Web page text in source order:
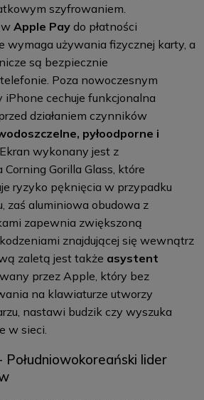
szyfrowaniem.
Apple Paydo płatności
wymaga używania fizycznej karty, a
są bezpiecznie
Poza nowoczesnym
iPhone cechuje funkcjonalna
działaniem czynników
pyłoodporne i
wykonany jest z
Gorilla Glass, które
ryzyko pęknięcia w przypadku
zaś aluminiowa obudowa z
zapewnia zwiększoną
znajdującej się wewnątrz
zaletą jest także asystent
przez Apple, który bez
na klawiaturze utworzy
nastawi budzik czy wyszuka
w sieci.
Południowokoreański lider